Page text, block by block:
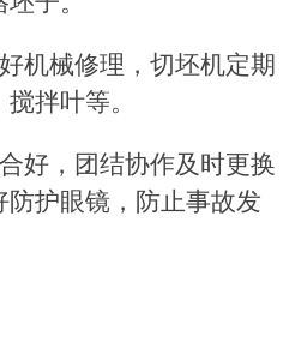
机械修理，切坯机定期
拌叶等。
好，团结协作及时更换
护眼镜，防止事故发